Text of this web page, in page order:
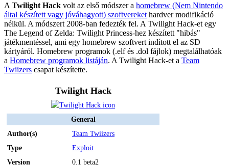
A Twilight Hack volt az első módszer a homebrew (Nem Nintendo
által készített vagy jóváhagyott) szoftvereket hardver modifikáció
nélkül. A módszert 2008-ban fedezték fel. A Twilight Hack-et egy
The Legend of Zelda: Twilight Princess-hez készített "hibás"
játékmentéssel, ami egy homebrew szoftvert indított el az SD
kártyáról. Homebrew programok (.elf és .dol fájlok) megtalálhatóak
a Homebrew programok listáján. A Twilight Hack-et a Team
Twiizers csapat készítette.
Twilight Hack
General
Author(s)
Team Twiizers
Type
Exploit
Version
0.1 beta2